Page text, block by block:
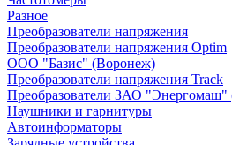
Разное
Преобразователи напряжения
Преобразователи напряжения Optim
ООО "Базис" (Воронеж)
Преобразователи напряжения Track
Преобразователи ЗАО "Энергомаш"
Наушники и гарнитуры
Автоинформаторы